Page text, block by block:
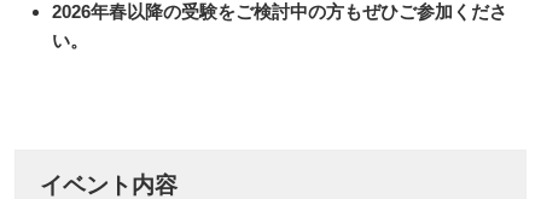
2026年春以降の受験をご検討中の方もぜひご参加くださ
い。
イベント内容